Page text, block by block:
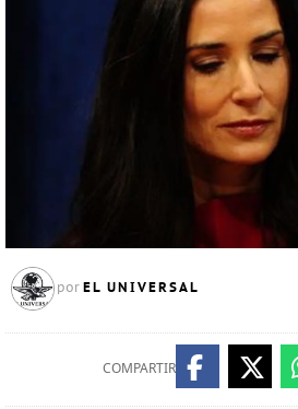
por EL UNIVERSAL
COMPARTIR